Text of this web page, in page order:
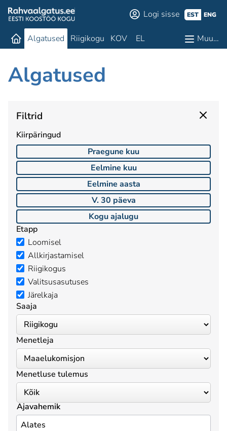
Logi sisse EST ENG
Algatused Riigikogu KOV EL Muu…
Algatused
Filtrid
Kiirpäringud
Praegune kuu
Eelmine kuu
Eelmine aasta
V. 30 päeva
Kogu ajalugu
Etapp
Loomisel
Allkirjastamisel
Riigikogus
Valitsusasutuses
Järelkaja
Saaja
Menetleja
Menetluse tulemus
Ajavahemik
Alates